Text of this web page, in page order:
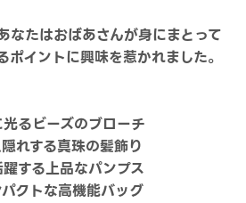
なたはおばあさんが身にまとって
イントに興味を惹かれました。
るビーズのブローチ
れする真珠の髪飾り
する上品なパンプス
クトな高機能バッグ